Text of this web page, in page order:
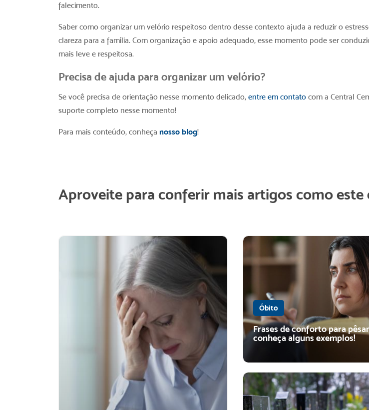
falecimento.
Saber como organizar um velório respeitoso dentro desse contexto ajuda a reduzir o
clareza para a família. Com organização e apoio adequado, esse momento pode ser
mais leve e respeitosa.
Precisa de ajuda para organizar um velório?
Se você precisa de orientação nesse momento delicado, entre em contato com a Central
suporte completo nesse momento!
Para mais conteúdo, conheça nosso blog!
Aproveite para conferir mais artigos como este
Óbito
Frases de conforto para
conheça alguns exemplos!